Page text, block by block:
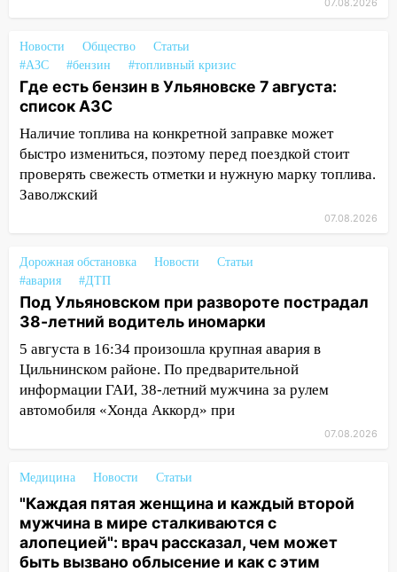
цифровой ПЦР
15:47 Ульяновцы могут вернуть деньги
за абонементы закрывшегося фитнес-
клуба «Рекорд-Fitness»
15:34 После вмешательства
прокуратуры в селах Ульяновской
области привели в порядок детские
капремонт школы в селе Кивать
15:08 В Кузоватово после прокурорской
проверки обновили разметку на
пешеходных переходах
14:40 На проспекте Гая в Ульяновске
запретили остановку автомобилей на
50-метровом участке
мотофристайлом и концертом
«Мураками»
14:04
Жару смоет ливнями: прогноз
погоды в Ульяновской области на
07.08.2026
Новости Общество
Статьи
#АЗС
#бензин #топливный кризис
Где есть бензин в Ульяновске 7 августа:
список АЗС
Наличие топлива на конкретной заправке может
быстро измениться, поэтому перед поездкой стоит
проверять свежесть отметки и нужную марку топлива.
Заволжский
07.08.2026
Дорожная обстановка Новости
Статьи
#авария
#ДТП
Под Ульяновском при развороте пострадал
38-летний водитель иномарки
5 августа в 16:34 произошла крупная авария в
Цильнинском районе. По предварительной
информации ГАИ, 38-летний мужчина за рулем
автомобиля «Хонда Аккорд» при
07.08.2026
Медицина Новости Статьи
"Каждая пятая женщина и каждый второй
мужчина в мире сталкиваются с
алопецией": врач рассказал, чем может
быть вызвано облысение и как с этим